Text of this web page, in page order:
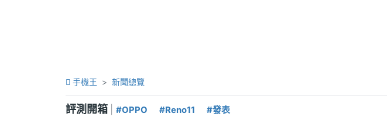
手機王 新聞總覽
評測開箱 #OPPO #Reno11 #發表